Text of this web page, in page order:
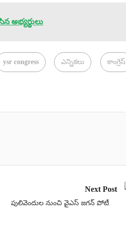
అభ్యర్థులు
ysr congress ఎన్నికలు కాంగ్రెస్
Next Post
పులివెందుల నుంచి వైఎస్ జగన్ పోటీ